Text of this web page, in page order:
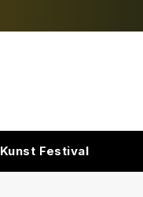
Kunst Festival